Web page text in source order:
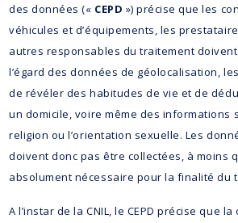
des données (« CEPD ») précise que les
véhicules et d’équipements, les
autres responsables du traitement
l’égard des données de géolocalisation,
de révéler des habitudes de vie et de
un domicile, voire même des informations
religion ou l’orientation sexuelle. Les
doivent donc pas être collectées, à moins
absolument nécessaire pour la finalité du
A l’instar de la CNIL, le CEPD précise que